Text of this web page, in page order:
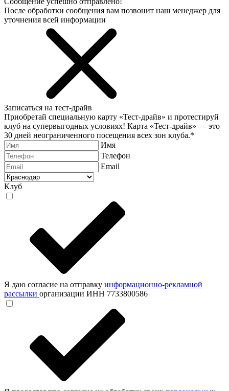
После обработки сообщения вам позвонит наш менеджер для
уточнения всей информации
Записаться на тест-драйв
Приобретай специальную карту «Тест-драйв» и протестируй
клуб на супервыгодных условиях! Карта «Тест-драйв» — это
30 дней неограниченного посещения всех зон клуба.*
Имя
Телефон
Email
Клуб
Я даю согласие на отправку информационно-рекламной
рассылки организации ИНН 7733800586